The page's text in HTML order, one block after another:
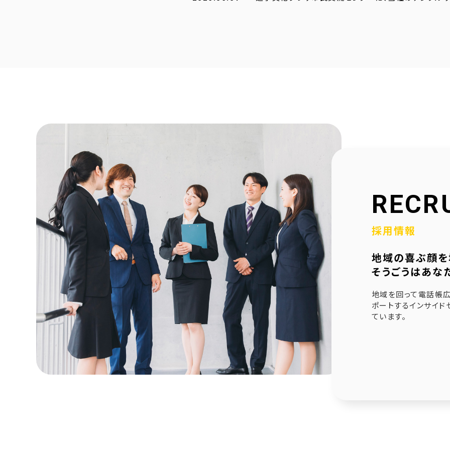
2025.12.23
2025.09.10 NPO法人様と協働でエンディングノートを制作いたし
2025.08.20 官民協働事業として「佐用町エンディングノート」を制
2025.06.21 未来創造企業更新認定式典
2025.01.23 奈良県社会福祉協議会へ寄附金寄贈
2025.01.10 産学官金連携による「Discovery IBARAKI」が発刊さ
2024.12.17 赤穂市版「わたしの終活覚書」が神戸新聞に掲載されま
2024.11.14 エンディングノート「わたしの終活覚書」書き方講座開催
2024.10.25 赤穂市エンディングノート「わたしの終活覚書」発刊式に
採用情報
地域の喜ぶ顔を
そうごうはあな
地域を回って電話帳
ポートするインサイ
ています。